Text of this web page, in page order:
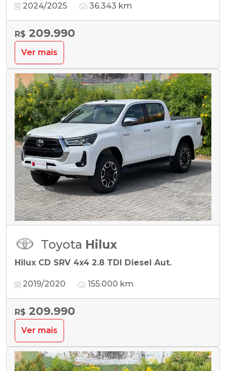
2024/2025 36.343 km
R$ 209.990
Ver mais
Toyota Hilux
Hilux CD SRV 4x4 2.8 TDI Diesel Aut.
2019/2020 155.000 km
R$ 209.990
Ver mais